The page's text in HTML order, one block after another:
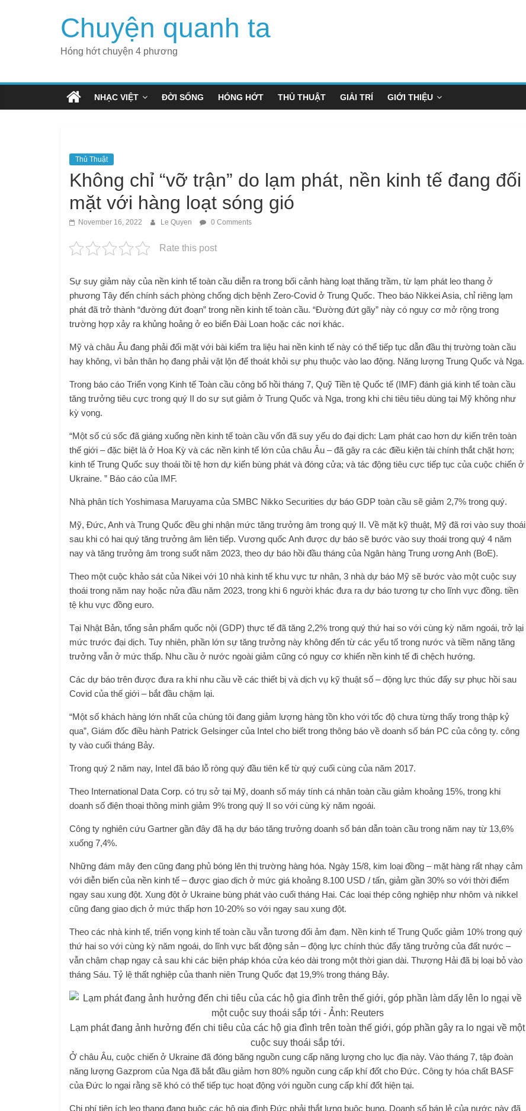
Chuyện quanh ta
Hóng hớt chuyện 4 phương
NHẠC VIỆT ĐỜI SỐNG HÓNG HỚT THỦ THUẬT GIẢI TRÍ GIỚI THIỆU
Thủ Thuật
Không chỉ “vỡ trận” do lạm phát, nền kinh tế đang đối
mặt với hàng loạt sóng gió
November 16, 2022 Le Quyen 0 Comments
Rate this post
Sự suy giảm này của nền kinh tế toàn cầu diễn ra trong bối cảnh hàng loạt thăng trầm, từ lạm phát leo thang ở
phương Tây đến chính sách phòng chống dịch bệnh Zero-Covid ở Trung Quốc. Theo báo Nikkei Asia, chỉ riêng lạm
phát đã trở thành “đường đứt đoạn” trong nền kinh tế toàn cầu. “Đường đứt gãy” này có nguy cơ mở rộng trong
trường hợp xảy ra khủng hoảng ở eo biển Đài Loan hoặc các nơi khác.
Mỹ và châu Âu đang phải đối mặt với bài kiểm tra liệu hai nền kinh tế này có thể tiếp tục dẫn đầu thị trường toàn cầu
hay không, vì bản thân họ đang phải vật lộn để thoát khỏi sự phụ thuộc vào lao động. Năng lượng Trung Quốc và Nga.
Trong báo cáo Triển vọng Kinh tế Toàn cầu công bố hồi tháng 7, Quỹ Tiền tệ Quốc tế (IMF) đánh giá kinh tế toàn cầu
tăng trưởng tiêu cực trong quý II do sự sụt giảm ở Trung Quốc và Nga, trong khi chi tiêu tiêu dùng tại Mỹ không như
kỳ vọng.
“Một số cú sốc đã giáng xuống nền kinh tế toàn cầu vốn đã suy yếu do đại dịch: Lạm phát cao hơn dự kiến ​​trên toàn
thế giới – đặc biệt là ở Hoa Kỳ và các nền kinh tế lớn của châu Âu – đã gây ra các điều kiện tài chính thắt chặt hơn;
kinh tế Trung Quốc suy thoái tồi tệ hơn dự kiến bùng phát và đóng cửa; và tác động tiêu cực tiếp tục của cuộc chiến ở
Ukraine. ” Báo cáo của IMF.
Nhà phân tích Yoshimasa Maruyama của SMBC Nikko Securities dự báo GDP toàn cầu sẽ giảm 2,7% trong quý.
Mỹ, Đức, Anh và Trung Quốc đều ghi nhận mức tăng trưởng âm trong quý II. Về mặt kỹ thuật, Mỹ đã rơi vào suy thoái
sau khi có hai quý tăng trưởng âm liên tiếp. Vương quốc Anh được dự báo sẽ bước vào suy thoái trong quý 4 năm
nay và tăng trưởng âm trong suốt năm 2023, theo dự báo hồi đầu tháng của Ngân hàng Trung ương Anh (BoE).
Theo một cuộc khảo sát của Nikei với 10 nhà kinh tế khu vực tư nhân, 3 nhà dự báo Mỹ sẽ bước vào một cuộc suy
thoái trong năm nay hoặc nửa đầu năm 2023, trong khi 6 người khác đưa ra dự báo tương tự cho lĩnh vực đồng. tiền
tệ khu vực đồng euro.
Tại Nhật Bản, tổng sản phẩm quốc nội (GDP) thực tế đã tăng 2,2% trong quý thứ hai so với cùng kỳ năm ngoái, trở lại
mức trước đại dịch. Tuy nhiên, phần lớn sự tăng trưởng này không đến từ các yếu tố trong nước và tiềm năng tăng
trưởng vẫn ở mức thấp. Nhu cầu ở nước ngoài giảm cũng có nguy cơ khiến nền kinh tế đi chệch hướng.
Các dự báo trên được đưa ra khi nhu cầu về các thiết bị và dịch vụ kỹ thuật số – động lực thúc đẩy sự phục hồi sau
Covid của thế giới – bắt đầu chậm lại.
“Một số khách hàng lớn nhất của chúng tôi đang giảm lượng hàng tồn kho với tốc độ chưa từng thấy trong thập kỷ
qua”, Giám đốc điều hành Patrick Gelsinger của Intel cho biết trong thông báo về doanh số bán PC của công ty. công
ty vào cuối tháng Bảy.
Trong quý 2 năm nay, Intel đã báo lỗ ròng quý đầu tiên kể từ quý cuối cùng của năm 2017.
Theo International Data Corp. có trụ sở tại Mỹ, doanh số máy tính cá nhân toàn cầu giảm khoảng 15%, trong khi
doanh số điện thoại thông minh giảm 9% trong quý II so với cùng kỳ năm ngoái.
Công ty nghiên cứu Gartner gần đây đã hạ dự báo tăng trưởng doanh số bán dẫn toàn cầu trong năm nay từ 13,6%
xuống 7,4%.
Những đám mây đen cũng đang phủ bóng lên thị trường hàng hóa. Ngày 15/8, kim loại đồng – mặt hàng rất nhạy cảm
với diễn biến của nền kinh tế – được giao dịch ở mức giá khoảng 8.100 USD / tấn, giảm gần 30% so với thời điểm
ngay sau xung đột. Xung đột ở Ukraine bùng phát vào cuối tháng Hai. Các loại thép công nghiệp như nhôm và nikkel
cũng đang giao dịch ở mức thấp hơn 10-20% so với ngay sau xung đột.
Theo các nhà kinh tế, triển vọng kinh tế toàn cầu vẫn tương đối ảm đạm. Nền kinh tế Trung Quốc giảm 10% trong quý
thứ hai so với cùng kỳ năm ngoái, do lĩnh vực bất động sản – động lực chính thúc đẩy tăng trưởng của đất nước –
vẫn chậm chạp ngay cả sau khi các biện pháp khóa cửa kéo dài trong một thời gian dài. Thượng Hải đã bị loại bỏ vào
tháng Sáu. Tỷ lệ thất nghiệp của thanh niên Trung Quốc đạt 19,9% trong tháng Bảy.
Lạm phát đang ảnh hưởng đến chi tiêu của các hộ gia đình trên toàn thế giới, góp phần gây ra lo ngại về một
cuộc suy thoái sắp tới.
Ở châu Âu, cuộc chiến ở Ukraine đã đóng băng nguồn cung cấp năng lượng cho lục địa này. Vào tháng 7, tập đoàn
năng lượng Gazprom của Nga đã bắt đầu giảm hơn 80% nguồn cung cấp khí đốt cho Đức. Công ty hóa chất BASF
của Đức lo ngại rằng sẽ khó có thể tiếp tục hoạt động với nguồn cung cấp khí đốt hiện tại.
Chi phí tiện ích leo thang đang buộc các hộ gia đình Đức phải thắt lưng buộc bụng. Doanh số bán lẻ của nước này đã